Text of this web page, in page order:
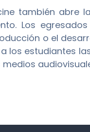
también abre
Los
o el
los estudiantes